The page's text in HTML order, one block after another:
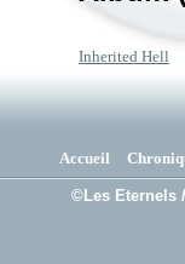
Inherited Hell
Accueil
©Les Eternels